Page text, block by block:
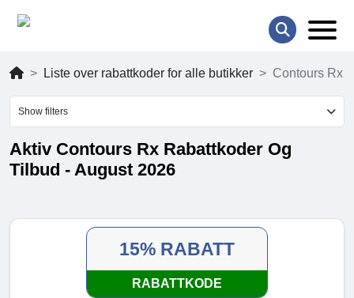
Liste over rabattkoder for alle butikker Contours Rx
Show filters
Aktiv Contours Rx Rabattkoder Og
Tilbud - August 2026
15% RABATT
RABATTKODE